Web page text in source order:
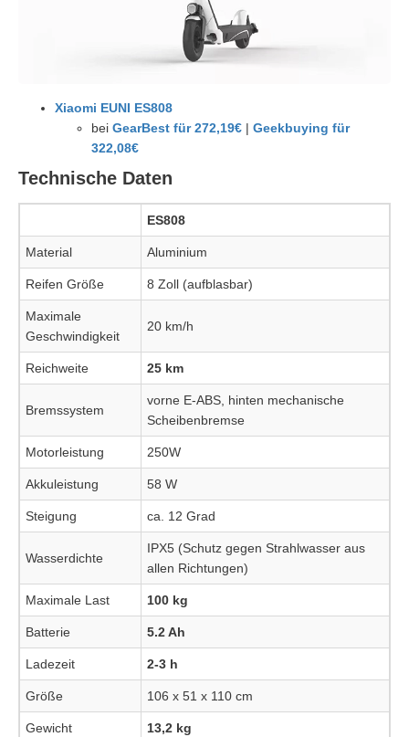
Xiaomi EUNI ES808
bei GearBest für 272,19€ | Geekbuying für
322,08€
Technische Daten
ES808
Material Aluminium
Reifen Größe 8 Zoll (aufblasbar)
Maximale
Geschwindigkeit
20 km/h
Reichweite 25 km
Bremssystem
vorne E-ABS, hinten mechanische
Scheibenbremse
Motorleistung 250W
Akkuleistung 58 W
Steigung ca. 12 Grad
Wasserdichte
IPX5 (Schutz gegen Strahlwasser aus
allen Richtungen)
Maximale Last 100 kg
Batterie 5.2 Ah
Ladezeit 2-3 h
Größe 106 x 51 x 110 cm
Gewicht 13,2 kg